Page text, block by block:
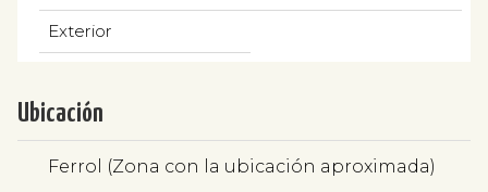
Exterior
Ubicación
Ferrol (Zona con la ubicación aproximada)